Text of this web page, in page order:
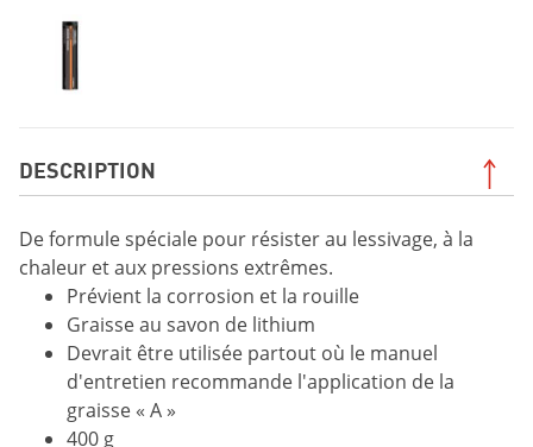
DESCRIPTION
De formule spéciale pour résister au lessivage, à la
chaleur et aux pressions extrêmes.
Prévient la corrosion et la rouille
Graisse au savon de lithium
Devrait être utilisée partout où le manuel
d'entretien recommande l'application de la
graisse « A »
400 g